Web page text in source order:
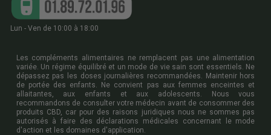
Lun - Ven de 10:00 à 18:00
Les compléments alimentaires ne remplacent pas une alimentation
variée. Un régime équilibré et un mode de vie sain sont essentiels. Ne
dépassez pas les doses journalières recommandées. Maintenir hors
de portée des enfants. Ne convient pas aux femmes enceintes et
allaitantes, aux enfants et aux adolescents. Nous vous
recommandons de consulter votre médecin avant de consommer des
produits CBD, car pour des raisons juridiques nous ne sommes pas
autorisés à faire des déclarations médicales concernant le mode
d'action et les domaines d'application.